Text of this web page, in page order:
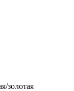
золотая